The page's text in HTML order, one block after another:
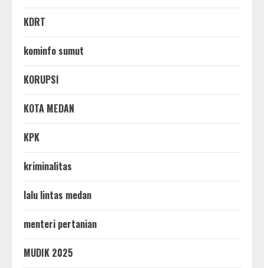
KDRT
kominfo sumut
KORUPSI
KOTA MEDAN
KPK
kriminalitas
lalu lintas medan
menteri pertanian
MUDIK 2025